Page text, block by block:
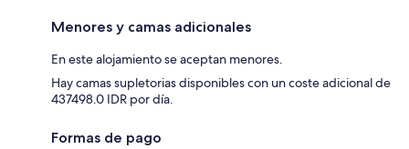
Menores y camas adicionales
En este alojamiento se aceptan menores.
Hay camas supletorias disponibles con un coste adicional de
437498.0 IDR por día.
Formas de pago